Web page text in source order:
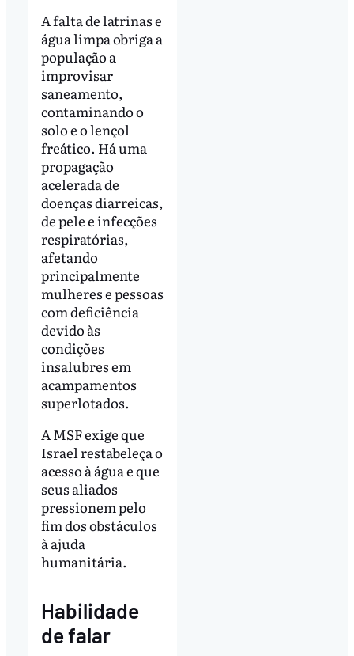
A falta de latrinas e
água limpa obriga a
população a
improvisar
saneamento,
contaminando o
solo e o lençol
freático. Há uma
propagação
acelerada de
doenças diarreicas,
de pele e infecções
respiratórias,
afetando
principalmente
mulheres e pessoas
com deficiência
devido às
condições
insalubres em
acampamentos
superlotados.
A MSF exige que
Israel restabeleça o
acesso à água e que
seus aliados
pressionem pelo
fim dos obstáculos
à ajuda
humanitária.
Habilidade
de falar